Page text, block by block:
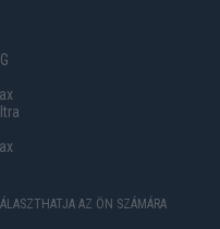
AZ ÖN SZÁMÁRA